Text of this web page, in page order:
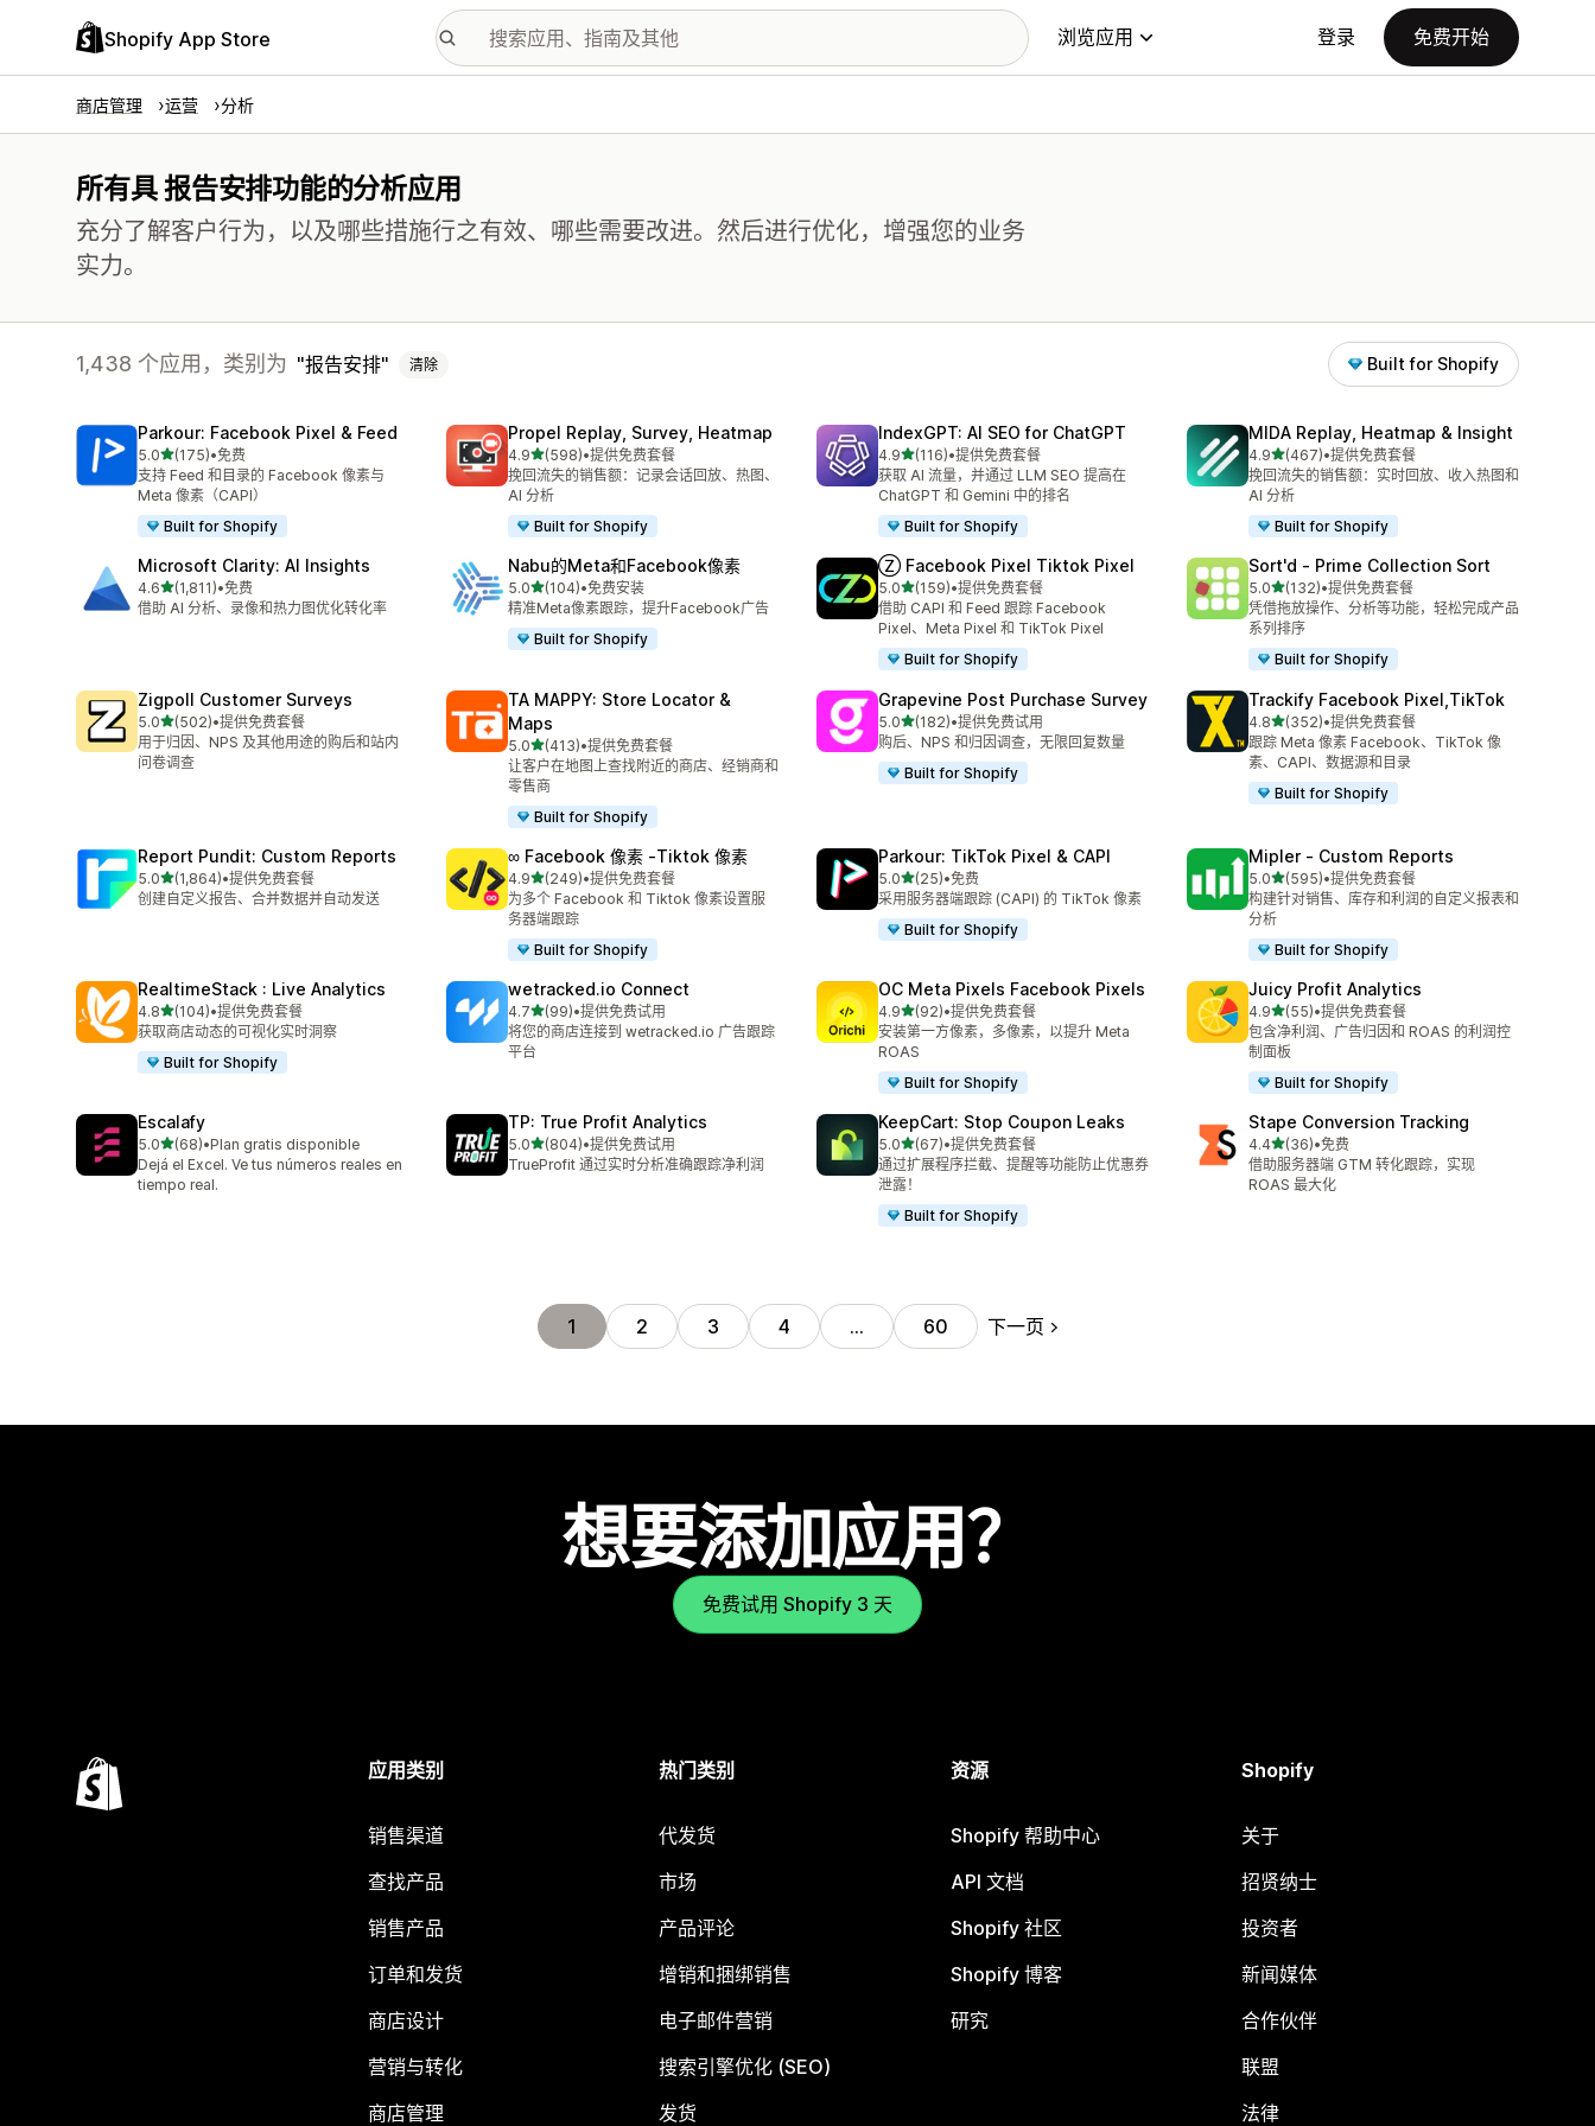
Shopify App Store 浏览应用 登录 免费开始
商店管理 运营 分析
所有具 报告安排功能的分析应用
充分了解客户行为，以及哪些措施行之有效、哪些需要改进。然后进行优化，增强您的业务
实力。
1,438 个应用，类别为 报告安排 清除 Built for Shopify
Parkour: Facebook Pixel & Feed
5.0星（满分 5 星）
(175)
总共 175 条评论
•免费
支持 Feed 和目录的 Facebook 像素与
Meta 像素（CAPI）
Built for Shopify
Propel Replay, Survey, Heatmap
4.9星（满分 5 星）
(598)
总共 598 条评论
•提供免费套餐
挽回流失的销售额：记录会话回放、热图、
AI 分析
Built for Shopify
IndexGPT: AI SEO for ChatGPT
4.9星（满分 5 星）
(116)
总共 116 条评论
•提供免费套餐
获取 AI 流量，并通过 LLM SEO 提高在
ChatGPT 和 Gemini 中的排名
Built for Shopify
MIDA Replay, Heatmap & Insight
4.9星（满分 5 星）
(467)
总共 467 条评论
•提供免费套餐
挽回流失的销售额：实时回放、收入热图和
AI 分析
Built for Shopify
Microsoft Clarity: AI Insights
4.6星（满分 5 星）
(1,811)
总共 1811 条评论
•免费
借助 AI 分析、录像和热力图优化转化率
Nabu的Meta和Facebook像素
5.0星（满分 5 星）
(104)
总共 104 条评论
•免费安装
精准Meta像素跟踪，提升Facebook广告
Built for Shopify
Ⓩ Facebook Pixel Tiktok Pixel
5.0星（满分 5 星）
(159)
总共 159 条评论
•提供免费套餐
借助 CAPI 和 Feed 跟踪 Facebook
Pixel、Meta Pixel 和 TikTok Pixel
Built for Shopify
Sort'd ‑ Prime Collection Sort
5.0星（满分 5 星）
(132)
总共 132 条评论
•提供免费套餐
凭借拖放操作、分析等功能，轻松完成产品
系列排序
Built for Shopify
Zigpoll Customer Surveys
5.0星（满分 5 星）
(502)
总共 502 条评论
•提供免费套餐
用于归因、NPS 及其他用途的购后和站内
问卷调查
TA MAPPY: Store Locator &
Maps
5.0星（满分 5 星）
(413)
总共 413 条评论
•提供免费套餐
让客户在地图上查找附近的商店、经销商和
零售商
Built for Shopify
Grapevine Post Purchase Survey
5.0星（满分 5 星）
(182)
总共 182 条评论
•提供免费试用
购后、NPS 和归因调查，无限回复数量
Built for Shopify
Trackify Facebook Pixel,TikTok
4.8星（满分 5 星）
(352)
总共 352 条评论
•提供免费套餐
跟踪 Meta 像素 Facebook、TikTok 像
素、CAPI、数据源和目录
Built for Shopify
Report Pundit: Custom Reports
5.0星（满分 5 星）
(1,864)
总共 1864 条评论
•提供免费套餐
创建自定义报告、合并数据并自动发送
∞ Facebook 像素 ‑Tiktok 像素
4.9星（满分 5 星）
(249)
总共 249 条评论
•提供免费套餐
为多个 Facebook 和 Tiktok 像素设置服
务器端跟踪
Built for Shopify
Parkour: TikTok Pixel & CAPI
5.0星（满分 5 星）
(25)
总共 25 条评论
•免费
采用服务器端跟踪 (CAPI) 的 TikTok 像素
Built for Shopify
Mipler ‑ Custom Reports
5.0星（满分 5 星）
(595)
总共 595 条评论
•提供免费套餐
构建针对销售、库存和利润的自定义报表和
分析
Built for Shopify
RealtimeStack : Live Analytics
4.8星（满分 5 星）
(104)
总共 104 条评论
•提供免费套餐
获取商店动态的可视化实时洞察
Built for Shopify
wetracked.io Connect
4.7星（满分 5 星）
(99)
总共 99 条评论
•提供免费试用
将您的商店连接到 wetracked.io 广告跟踪
平台
OC Meta Pixels Facebook Pixels
4.9星（满分 5 星）
(92)
总共 92 条评论
•提供免费套餐
安装第一方像素，多像素，以提升 Meta
ROAS
Built for Shopify
Juicy Profit Analytics
4.9星（满分 5 星）
(55)
总共 55 条评论
•提供免费套餐
包含净利润、广告归因和 ROAS 的利润控
制面板
Built for Shopify
Escalafy
5.0星（满分 5 星）
(68)
总共 68 条评论
•Plan gratis disponible
Dejá el Excel. Ve tus números reales en
tiempo real.
TP: True Profit Analytics
5.0星（满分 5 星）
(804)
总共 804 条评论
•提供免费试用
TrueProfit 通过实时分析准确跟踪净利润
KeepCart: Stop Coupon Leaks
5.0星（满分 5 星）
(67)
总共 67 条评论
•提供免费套餐
通过扩展程序拦截、提醒等功能防止优惠券
泄露！
Built for Shopify
Stape Conversion Tracking
4.4星（满分 5 星）
(36)
总共 36 条评论
•免费
借助服务器端 GTM 转化跟踪，实现
ROAS 最大化
1 2 3 4 … 60 下一页
想要添加应用？
免费试用 Shopify 3 天
应用类别
销售渠道
查找产品
销售产品
订单和发货
商店设计
营销与转化
商店管理
热门类别
代发货
市场
产品评论
增销和捆绑销售
电子邮件营销
搜索引擎优化 (SEO)
发货
资源
Shopify 帮助中心
API 文档
Shopify 社区
Shopify 博客
研究
Shopify
关于
招贤纳士
投资者
新闻媒体
合作伙伴
联盟
法律